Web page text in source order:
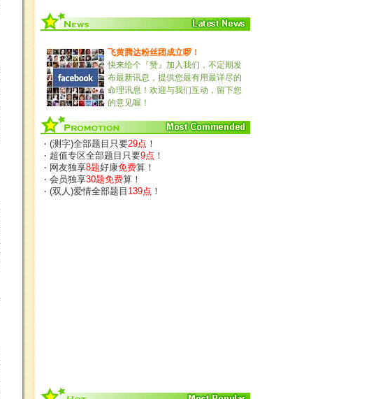
飞黄腾达粉丝团成立啰！
快来给个『赞』加入我们，不定期发
布最新讯息，提供您最有用最详尽的
命理讯息！欢迎与我们互动，留下您
的意见喔！
‧ (测字)全部题目只要29点 ！
‧ 超值专区全部题目只要9点 ！
‧ 网友独享8题好康免费算！
‧ 会员独享30题免费算！
‧ (双人)爱情全部题目 139点 ！